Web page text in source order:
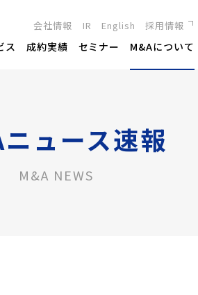
会社情報 IR English 採用情報
新卒採用
キャリア採用
ス 成約実績 セミナー M&Aについて
ュース速報
M&A NEWS